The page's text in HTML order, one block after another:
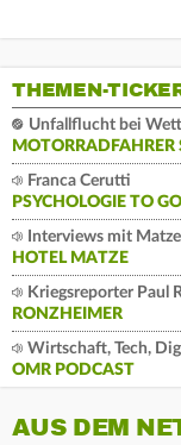
THEMEN-
Unfallflucht bei
MOTORRADFAHRER
Franca Cerutti
PSYCHOLOGIE TO
Interviews mit
HOTEL MATZE
Kriegsreporter Paul
RONZHEIMER
Wirtschaft, Tech,
OMR PODCAST
AUS DEM